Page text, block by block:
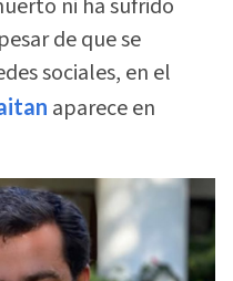
ni ha sufrido
de que se
sociales, en el
aparece en